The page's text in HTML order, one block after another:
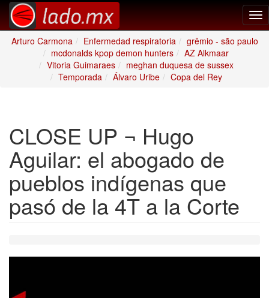
Arturo Carmona
Enfermedad respiratoria
grêmio - são paulo
mcdonalds kpop demon hunters
AZ Alkmaar
Vitoria Guimaraes
meghan duquesa de sussex
Temporada
Álvaro Uribe Copa del Rey
CLOSE UP ¬ Hugo
Aguilar: el abogado de
pueblos indígenas que
pasó de la 4T a la Corte